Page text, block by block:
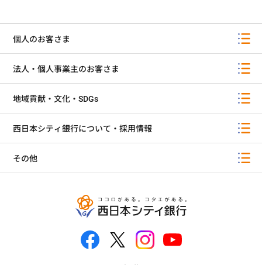
個人のお客さま
法人・個人事業主のお客さま
地域貢献・文化・SDGs
西日本シティ銀行について・採用情報
その他